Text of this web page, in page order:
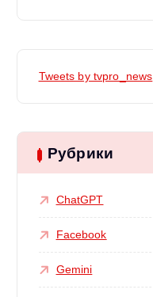
Tweets by tvpro_news
Рубрики
ChatGPT
Facebook
Gemini